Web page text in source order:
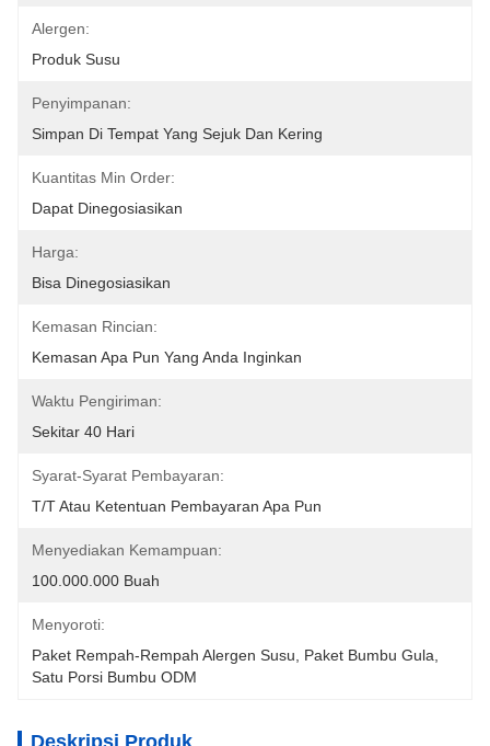
Alergen:
Produk Susu
Penyimpanan:
Simpan Di Tempat Yang Sejuk Dan Kering
Kuantitas Min Order:
Dapat Dinegosiasikan
Harga:
Bisa Dinegosiasikan
Kemasan Rincian:
Kemasan Apa Pun Yang Anda Inginkan
Waktu Pengiriman:
Sekitar 40 Hari
Syarat-Syarat Pembayaran:
T/T Atau Ketentuan Pembayaran Apa Pun
Menyediakan Kemampuan:
100.000.000 Buah
Menyoroti:
Paket Rempah-Rempah Alergen Susu
Paket Bumbu Gula
Satu Porsi Bumbu ODM
Deskripsi Produk